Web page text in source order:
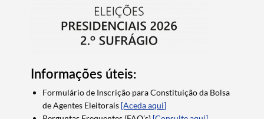
Informações úteis:
Formulário de Inscrição para Constituição da Bolsa
de Agentes Eleitorais [Aceda aqui]